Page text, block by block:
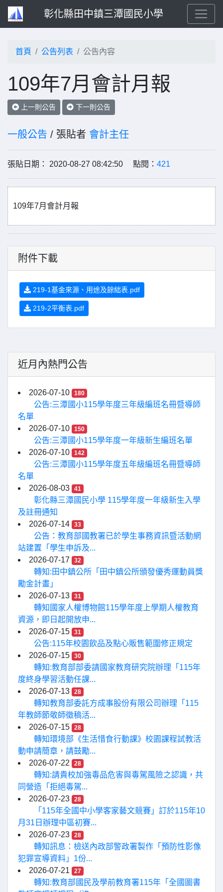
彰化縣田中鎮三潭國民小學
首頁 公告列表 公告內容
109年7月會計月報
上一則公告 下一則公告
一般公告 / 張貼者 會計主任
張貼日期： 2020-08-27 08:42:50 點閱： 421
109年7月會計月報
附件下載
219-1基金來源、用途及餘絀表.pdf
219-2平衡表.pdf
近月內熱門公告
2026-07-10 180
公告:三潭國小115學年度三年級編班名冊暨導師
名單
2026-07-10
150
公告:三潭國小115學年度一年級新生編班名單
2026-07-10
142
公告:三潭國小115學年度五年級編班名冊暨導師
名單
2026-08-03
41
彰化縣三潭國民小學 115學年度一年級新生入學
及註冊通知
2026-07-14
33
公告：教育部國教署已於學生事務資訊暨活動網
站建置「學生申訴及...
2026-07-17
32
轉知:田中鎮公所「田中鎮公所頒發優秀運動員獎
勵金計畫」
2026-07-13
31
轉知國家人權博物館115學年度上學期人權教育
資源，即日起開放申...
2026-07-15
31
公告:115年校園飲品及點心販售範圍修正規定
2026-07-15
30
轉知:教育部部委請國家教育研究院辦理「115年
度終身學習活動任課...
2026-07-13
28
轉知教育部委託方成事股份有限公司辦理「115
年教師節敬師徵稿活...
2026-07-15
28
轉知環境部《生活惜食行動課》校園課程試教活
動申請簡章，請鼓勵...
2026-07-22
28
轉知:請貴校加強毒品危害與毒駕風險之認識，共
同營造「拒絕毒駕...
2026-07-23
28
「115年全國中小學客家藝文競賽」訂於115年10
月31日辦理中區初賽...
2026-07-23
28
轉知訊息：檢送內政部警政署製作「預防性影像
犯罪宣導資料」1份...
2026-07-21
27
轉知:教育部國民及學前教育署115年「全國圖書